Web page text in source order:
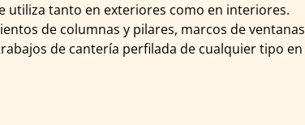
utiliza tanto en exteriores como en interiores.
de columnas y pilares, marcos de ventanas
de cantería perfilada de cualquier tipo en